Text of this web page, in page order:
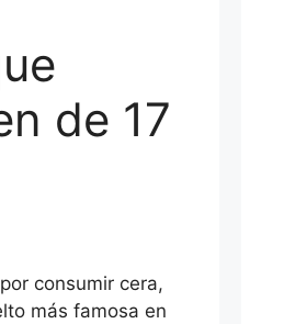
de 17
consumir cera,
más famosa en